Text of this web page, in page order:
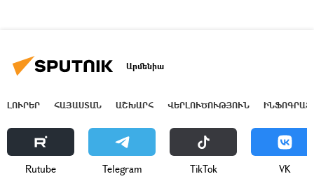
Արմենիա
ԼՈՒՐԵՐ ՀԱՅԱՍՏԱՆ ԱՇԽԱՐՀ ՎԵՐԼՈՒԾՈՒԹՅՈՒՆ
Rutube Telegram ТikТоk VK